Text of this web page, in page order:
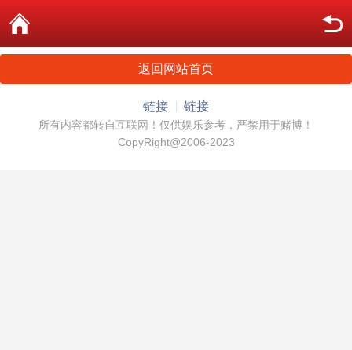
返回网站首页
链接 链接
所有内容都转自互联网！仅供娱乐参考，严禁用于赌博！
CopyRight@2006-2023